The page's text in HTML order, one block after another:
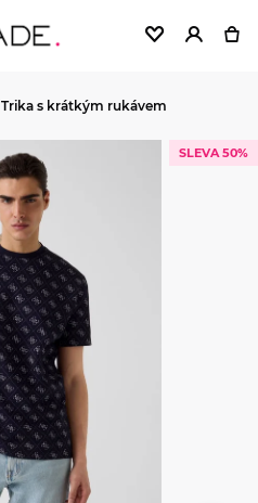
Trika s krátkým rukávem
SLEVA 50%